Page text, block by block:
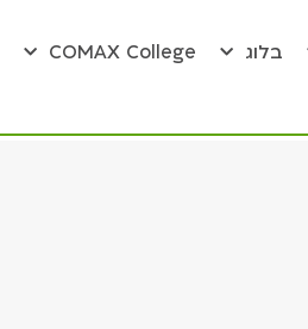
בלוג COMAX College